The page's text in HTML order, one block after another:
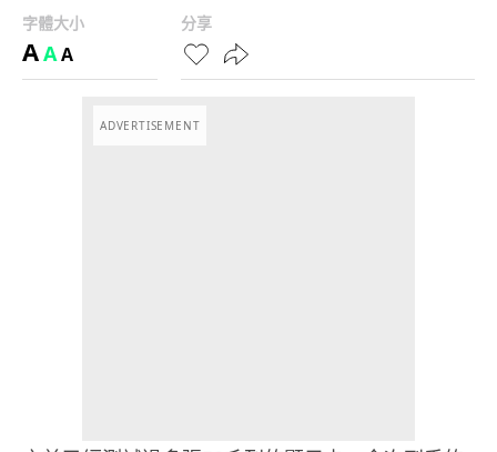
字體大小
AAA
分享
ADVERTISEMENT